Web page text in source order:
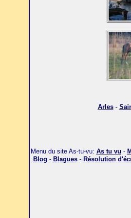
Arles-
Menu du site As-tu-vu: As tu vu -
Blog - Blagues - Résolution